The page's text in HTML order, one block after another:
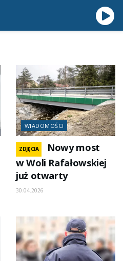
WIADOMOŚCI
ZDJĘCIA
Nowy most
w Woli Rafałowskiej
już otwarty
30.04.2026